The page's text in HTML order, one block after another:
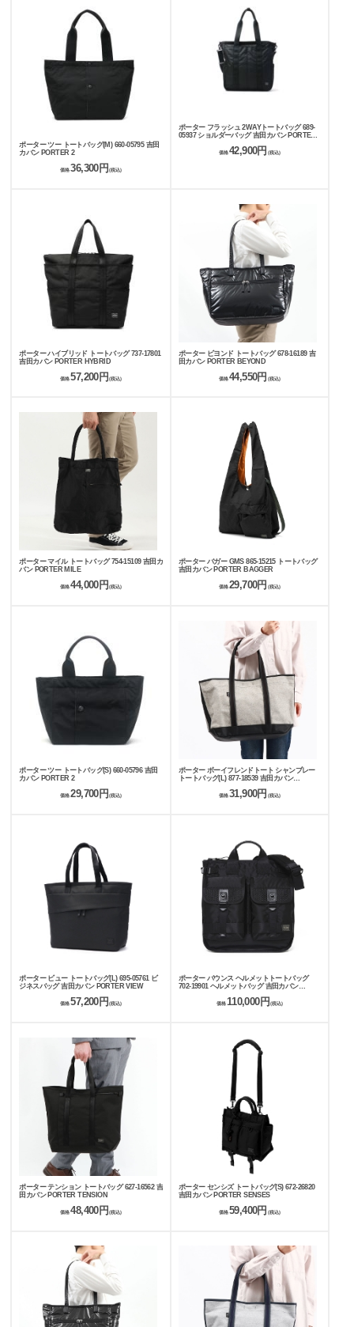
ポーター ツー トートバッグ(M) 660-05795 吉田
カバン PORTER 2
価格 36,300円 (税込)
ポーター フラッシュ 2WAYトートバッグ 689-
05937 ショルダーバッグ 吉田カバン PORTER
価格42,900円 (税込)
ポーター ハイブリッド トートバッグ 737-17801
吉田カバン PORTER HYBRID
価格 57,200円(税込)
ポーター ビヨンド トートバッグ 678-16189 吉
田カバン PORTER BEYOND
価格44,550円 (税込)
ポーター マイル トートバッグ 754-15109 吉田カ
バン PORTER MILE
価格 44,000円 (税込)
ポーター バガー GMS 865-15215 トートバッグ
吉田カバン PORTER BAGGER
価格29,700円 (税込)
ポーター ツー トートバッグ(S) 660-05796 吉田
カバン PORTER 2
価格 29,700円(税込)
ポーター ボーイフレンドトート シャンブレー
トートバッグ(L) 877-18539 吉田カバン
価格31,900円 (税込)
ポーター ビュー トートバッグ(L) 695-05761 ビ
ジネスバッグ 吉田カバン PORTER VIEW
価格 57,200円 (税込)
ポーター バウンス ヘルメットトートバッグ
702-19901 ヘルメットバッグ 吉田カバン
価格 110,000円 (税込)
ポーター テンション トートバッグ 627-16562 吉
田カバン PORTER TENSION
価格 48,400円(税込)
ポーター センシズ トートバッグ(S) 672-26820
吉田カバン PORTER SENSES
価格59,400円 (税込)